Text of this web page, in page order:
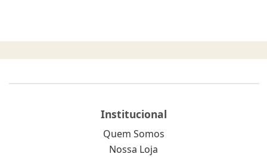
Institucional
Quem Somos
Nossa Loja